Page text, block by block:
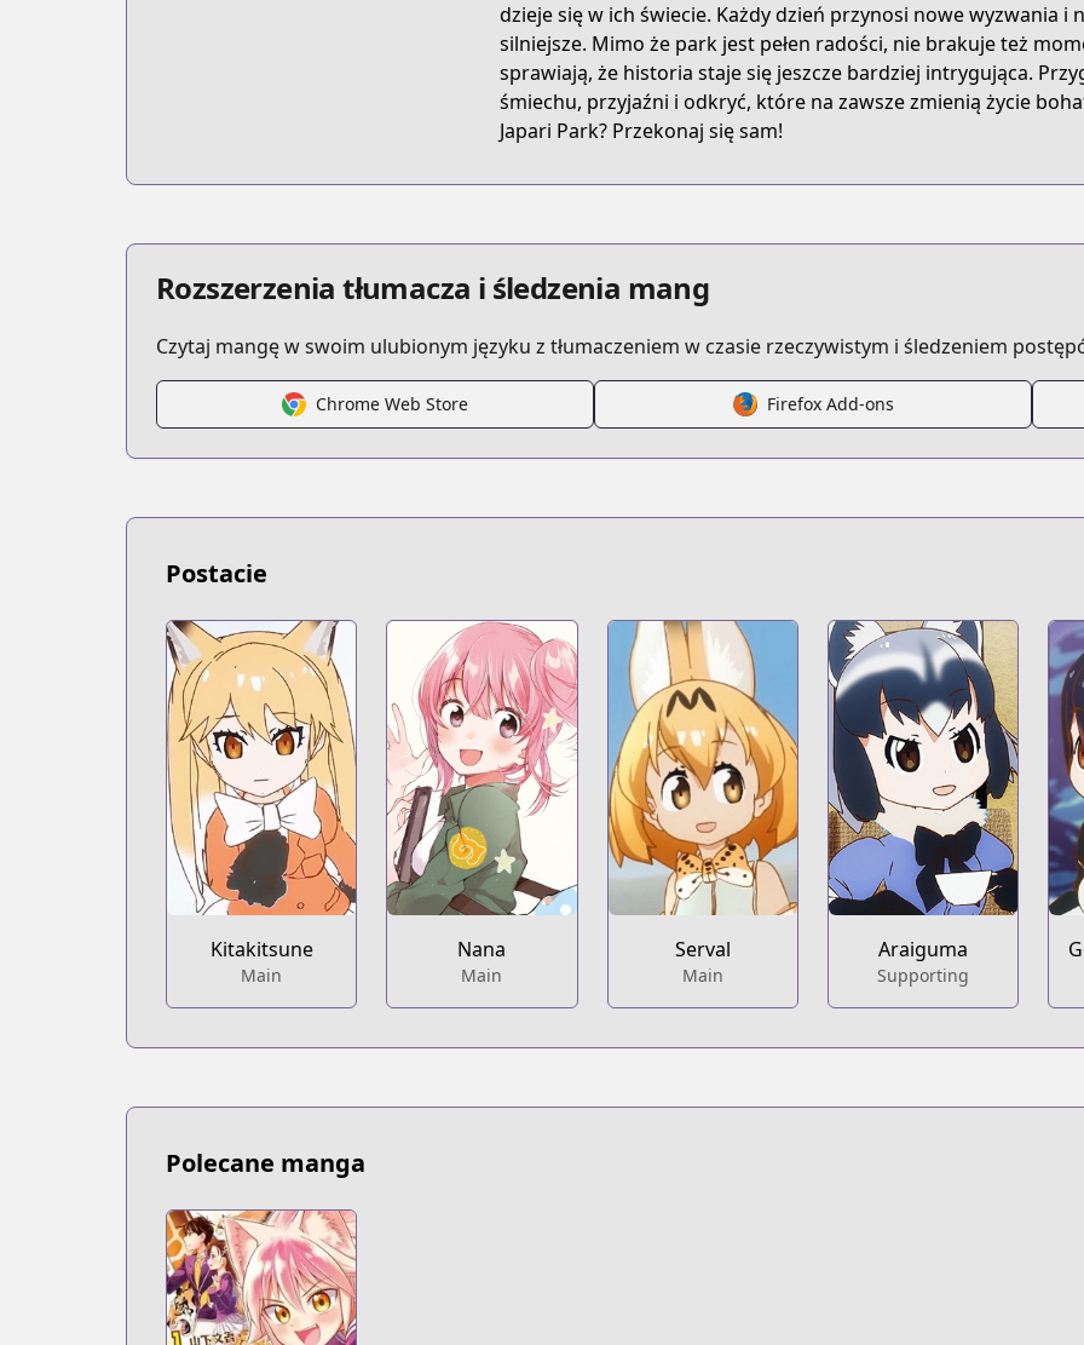
dzieje się w ich świecie. Każdy dzień przynosi nowe wyzwania i
silniejsze. Mimo że park jest pełen radości, nie brakuje też
sprawiają, że historia staje się jeszcze bardziej intrygująca.
śmiechu, przyjaźni i odkryć, które na zawsze zmienią życie
Japari Park? Przekonaj się sam!
Rozszerzenia tłumacza i śledzenia mang
Czytaj mangę w swoim ulubionym języku z tłumaczeniem w czasie rzeczywistym i śledzeniem
Chrome Web Store Firefox Add-ons
Postacie
Kitakitsune
Main
Nana
Main
Serval
Main
Araiguma
Supporting
Polecane manga